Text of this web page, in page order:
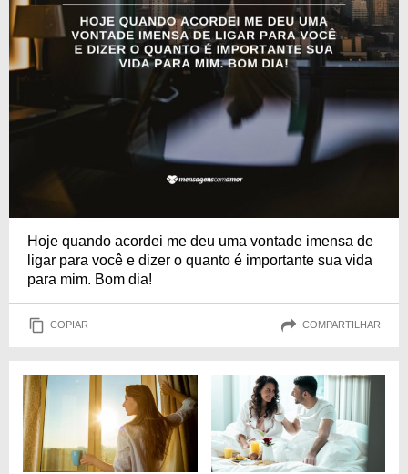
Hoje quando acordei me deu uma vontade imensa de
ligar para você e dizer o quanto é importante sua vida
para mim. Bom dia!
COPIAR COMPARTILHAR